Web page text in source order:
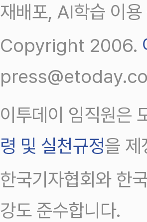
재배포, AI학습 이
Copyright 2006.
이투데이 임직원은
령 및 실천규정을 제
한국기자협회와 한
강도 준수합니다.